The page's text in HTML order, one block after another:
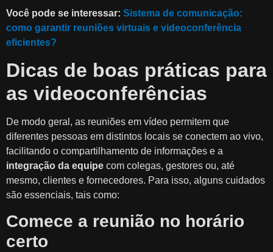
Você pode se interessar: Sistema de comunicação:
como garantir reuniões virtuais e videoconferência
eficientes?
Dicas de boas práticas para
as videoconferências
De modo geral, as reuniões em vídeo permitem que
diferentes pessoas em distintos locais se conectem ao vivo,
facilitando o compartilhamento de informações e a
integração da equipe com colegas, gestores ou, até
mesmo, clientes e fornecedores. Para isso, alguns cuidados
são essenciais, tais como:
Comece a reunião no horário
certo